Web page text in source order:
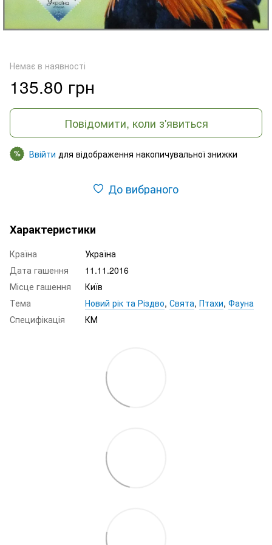
Немає в наявності
135.80 грн
Повідомити, коли з'явиться
% Ввійти для відображення накопичувальної знижки
До вибраного
Характеристики
Країна
Україна
Дата гашення
11.11.2016
Місце гашення
Київ
Тема
Новий рік та Різдво, Свята, Птахи, Фауна
Специфікація
КМ